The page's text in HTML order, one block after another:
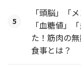
5
「頭脳」「
「血糖値」
た！筋肉の
食事とは？